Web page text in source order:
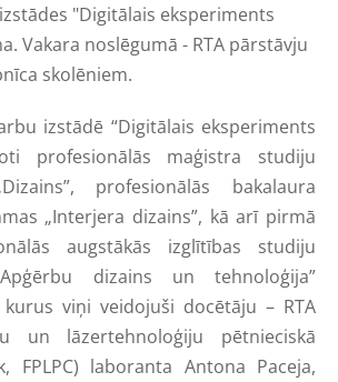
"Digitālais eksperiments
Vakara noslēgumā - RTA pārstāvju
skolēniem.
izstādē “Digitālais eksperiments
profesionālās maģistra studiju
profesionālās bakalaura
„Interjera dizains”, kā arī pirmā
augstākās izglītības studiju
dizains un tehnoloģija”
viņi veidojuši docētāju – RTA
un lāzertehnoloģiju pētnieciskā
FPLPC) laboranta Antona Paceja,